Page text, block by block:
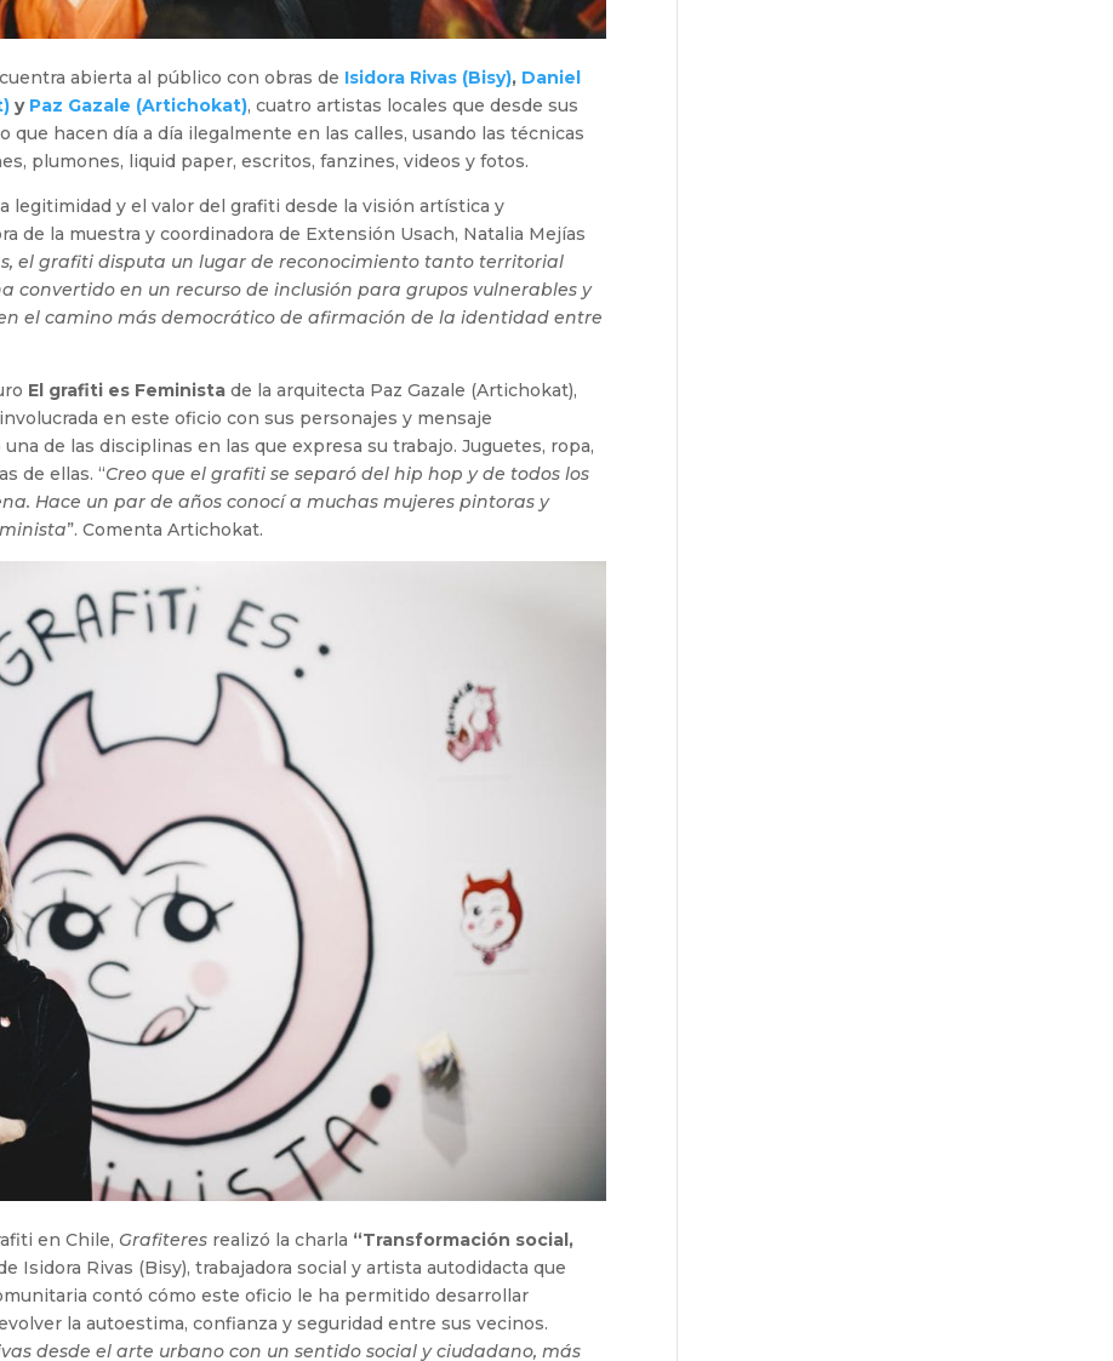
abierta al público con obras de Isidora Rivas (Bisy), Daniel
y Paz Gazale (Artichokat), cuatro artistas locales que desde sus
hacen día a día ilegalmente en las calles, usando las técnicas
plumones, liquid paper, escritos, fanzines, videos y fotos.
legitimidad y el valor del grafiti desde la visión artística y
de la muestra y coordinadora de Extensión Usach, Natalia Mejías
el grafiti disputa un lugar de reconocimiento tanto territorial
convertido en un recurso de inclusión para grupos vulnerables y
el camino más democrático de afirmación de la identidad entre
El grafiti es Feminista de la arquitecta Paz Gazale (Artichokat),
en este oficio con sus personajes y mensaje
de las disciplinas en las que expresa su trabajo. Juguetes, ropa,
de ellas. “Creo que el grafiti se separó del hip hop y de todos los
Hace un par de años conocí a muchas mujeres pintoras y
”. Comenta Artichokat.
en Chile, Grafiteres realizó la charla “Transformación social,
Isidora Rivas (Bisy), trabajadora social y artista autodidacta que
contó cómo este oficio le ha permitido desarrollar
la autoestima, confianza y seguridad entre sus vecinos.
desde el arte urbano con un sentido social y ciudadano, más